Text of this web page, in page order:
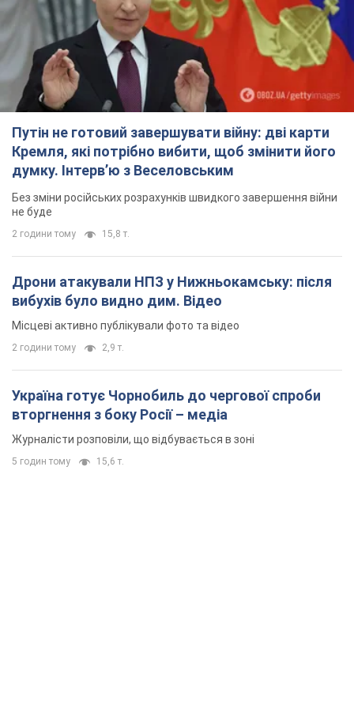
Путін не готовий завершувати війну: дві карти
Кремля, які потрібно вибити, щоб змінити його
думку. Інтерв’ю з Веселовським
Без зміни російських розрахунків швидкого завершення війни
не буде
2 години тому 15,8 т.
Дрони атакували НПЗ у Нижньокамську: після
вибухів було видно дим. Відео
Місцеві активно публікували фото та відео
2 години тому 2,9 т.
Україна готує Чорнобиль до чергової спроби
вторгнення з боку Росії – медіа
Журналісти розповіли, що відбувається в зоні
5 годин тому 15,6 т.